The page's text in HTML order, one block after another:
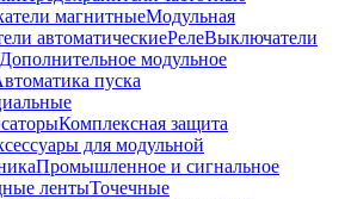
магнитныеМодульная
автоматическиеРелеВыключатели
Дополнительное модульное
пуска
Комплексная защита
для модульной
Промышленное и сигнальное
лентыТочечные